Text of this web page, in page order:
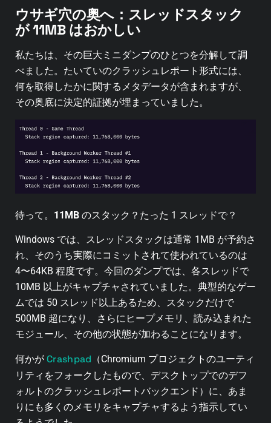
ウサギ穴の奥へ：スレッドスタック
が 11MB はおかしい
私たちは、その巨大ミニダンプのひとつを分解して調
べました。たいていのクラッシュレポート形式には、
何を取得したかに関するメタデータが含まれますが、
その奥底に決定的証拠が埋まっていました。
待って。 11MB のスタック？たった 1 スレッドで？
Windows では、スレッドスタックは通常 1MB が予約さ
れ、そのうち実際にコミットされて使われているのは
4〜64KB 程度です。今回のダンプでは、各スレッドで
10MB 以上がキャプチャされていました。典型的なゲー
ムでは 50 スレッド以上あるため、スタックだけで
500MB 超になり、さらにヒープメモリ、読み込まれた
モジュール、その他の状態が加わることになります。
何かが Crashpad （Chromium プロジェクトのユーティ
リティをフォークしたもので、デスクトップでのデフ
ォルトのクラッシュレポートバックエンド）に、あま
りにも多くのメモリをキャプチャするよう指示してい